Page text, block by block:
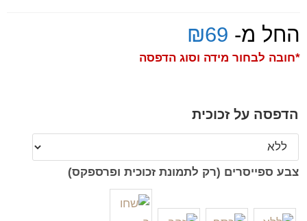
החל מ- ₪69
*חובה לבחור מידה וסוג הדפסה
הדפסה על זכוכית
צבע ספייסרים (רק לתמונת זכוכית ופרספקס)